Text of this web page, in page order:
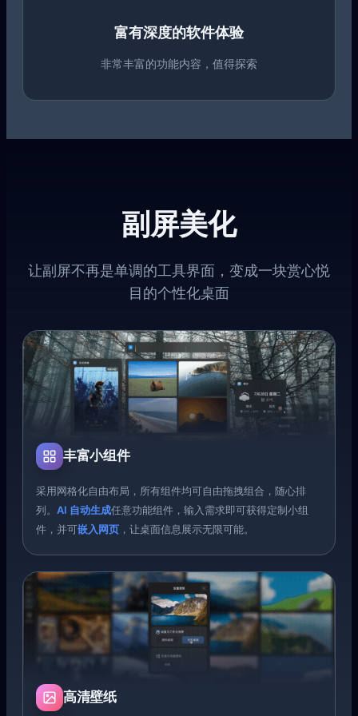
富有深度的软件体验
非常丰富的功能内容，值得探索
副屏美化
让副屏不再是单调的工具界面，变成一块赏心悦
目的个性化桌面
丰富小组件
采用网格化自由布局，所有组件均可自由拖拽组合，随心排
列。 AI 自动生成任意功能组件，输入需求即可获得定制小组
件，并可嵌入网页 ，让桌面信息展示无限可能。
高清壁纸